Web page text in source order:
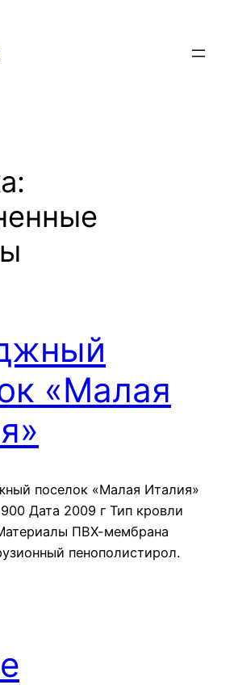
«Малая
поселок «Малая Италия»
Дата 2009 г Тип кровли
ПВХ-мембрана
пенополистирол.